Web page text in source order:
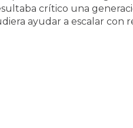
crítico una
ayudar a escalar con